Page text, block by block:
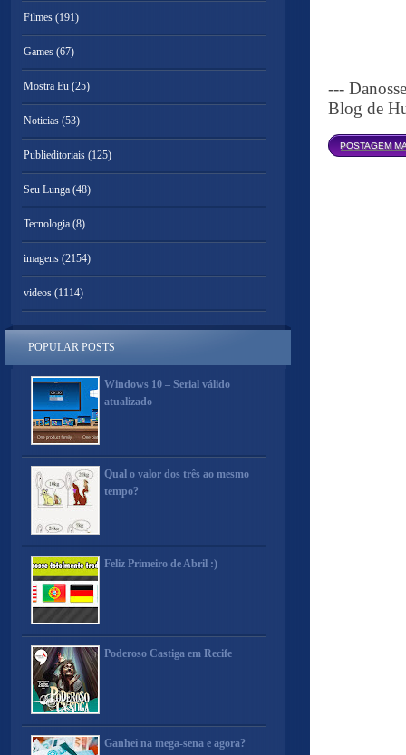
---
Blog de
POSTAGEM
Filmes (191)
Games (67)
Mostra Eu (25)
Noticias (53)
Publieditoriais (125)
Seu Lunga (48)
Tecnologia (8)
imagens (2154)
videos (1114)
POPULAR POSTS
Windows 10 – Serial válido
atualizado
Qual o valor dos três ao mesmo
tempo?
Feliz Primeiro de Abril :)
Poderoso Castiga em Recife
Ganhei na mega-sena e agora?